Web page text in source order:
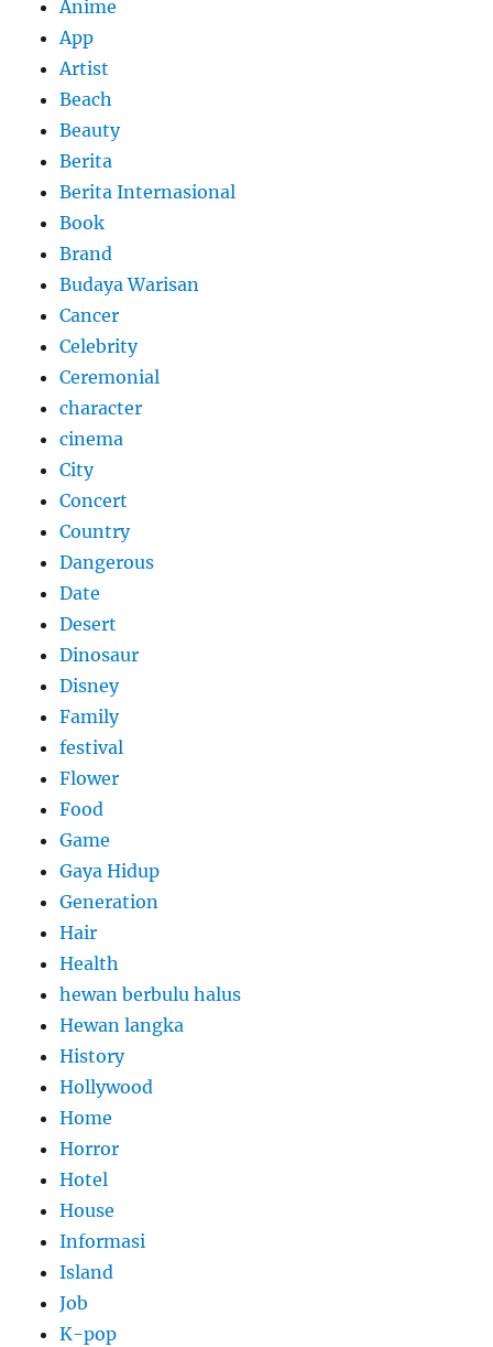
Anime
App
Artist
Beach
Beauty
Berita
Berita Internasional
Book
Brand
Budaya Warisan
Cancer
Celebrity
Ceremonial
character
cinema
City
Concert
Country
Dangerous
Date
Desert
Dinosaur
Disney
Family
festival
Flower
Food
Game
Gaya Hidup
Generation
Hair
Health
hewan berbulu halus
Hewan langka
History
Hollywood
Home
Horror
Hotel
House
Informasi
Island
Job
K-pop